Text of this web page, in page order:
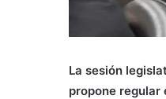
La sesión
propone regular